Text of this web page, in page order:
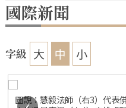
國際新聞
字級 大 中 小
圖說：慧毅法師（右3）代表